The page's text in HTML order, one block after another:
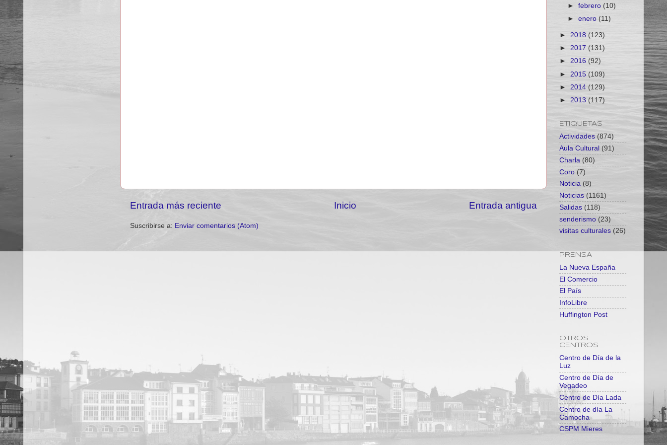
Entrada más reciente Entrada antigua
Inicio
Suscribirse a: Enviar comentarios (Atom)
►febrero (10)
►enero (11)
► 2018 (123)
► 2017 (131)
► 2016 (92)
► 2015 (109)
► 2014 (129)
► 2013 (117)
ETIQUETAS
Actividades (874)
Aula Cultural (91)
Charla (80)
Coro (7)
Noticia (8)
Noticias (1161)
Salidas (118)
senderismo (23)
visitas culturales (26)
PRENSA
La Nueva España
El Comercio
El País
InfoLibre
Huffington Post
OTROS
CENTROS
Centro de Día de la
Luz
Centro de Día de
Vegadeo
Centro de Día Lada
Centro de día La
Camocha
CSPM Mieres